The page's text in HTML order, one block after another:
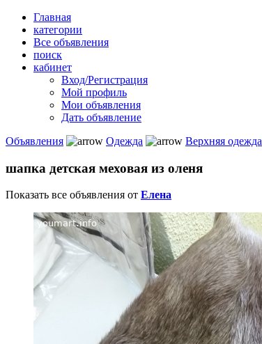
Главная
категории
Все объявления
поиск
кабинет
Вход/Регистрация
Мой профиль
Мои объявления
Дать объявление
Объявления
Одежда Верхняя одежда
шапка детская меховая из оленя
Показать все объявления от Елена